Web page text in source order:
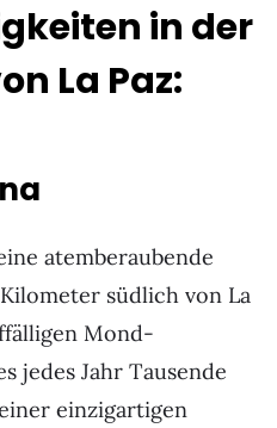
in der
La Paz:
atemberaubende
südlich von La
Mond-
jedes Jahr Tausende
einzigartigen